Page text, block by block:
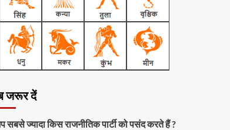
जरूर दें
सबसे ज्यादा किस राजनीतिक पार्टी को पसंद करते हैं ?